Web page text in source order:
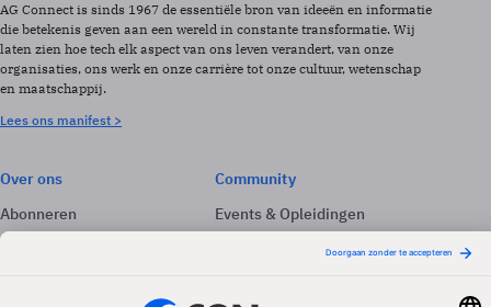
AG Connect is sinds 1967 de essentiële bron van ideeën en informatie
die betekenis geven aan een wereld in constante transformatie. Wij
laten zien hoe tech elk aspect van ons leven verandert, van onze
organisaties, ons werk en onze carrière tot onze cultuur, wetenschap
en maatschappij.
Lees ons manifest >
Over ons
Abonneren
Adverteren
Community
Events & Opleidingen
Nieuwsbrieven